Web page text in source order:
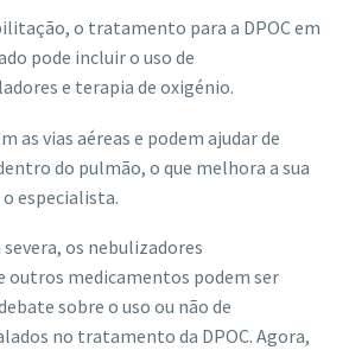
o tratamento para a DPOC em
pode incluir o uso de
e terapia de oxigénio.
as vias aéreas e podem ajudar de
do pulmão, o que melhora a sua
especialista.
severa, os nebulizadores
outros medicamentos podem ser
sobre o uso ou não de
no tratamento da DPOC. Agora,